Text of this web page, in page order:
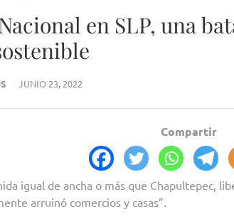
en SLP, una
JUNIO 23, 2022
Compartir
igual de ancha o más que Chapultepec,
arruinó comercios y casas”.